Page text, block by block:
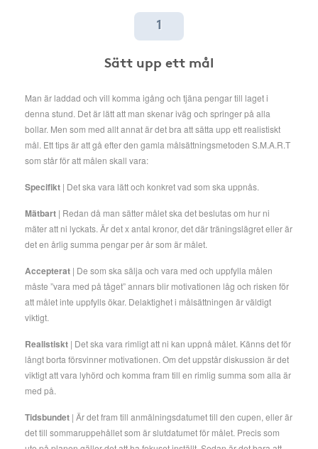
1
Sätt upp ett mål
Man är laddad och vill komma igång och tjäna pengar till laget i
denna stund. Det är lätt att man skenar iväg och springer på alla
bollar. Men som med allt annat är det bra att sätta upp ett realistiskt
mål. Ett tips är att gå efter den gamla målsättningsmetoden S.M.A.R.T
som står för att målen skall vara:
Specifikt | Det ska vara lätt och konkret vad som ska uppnås.
Mätbart | Redan då man sätter målet ska det beslutas om hur ni
mäter att ni lyckats. Är det x antal kronor, det där träningslägret eller är
det en årlig summa pengar per år som är målet.
Accepterat | De som ska sälja och vara med och uppfylla målen
måste ”vara med på tåget” annars blir motivationen låg och risken för
att målet inte uppfylls ökar. Delaktighet i målsättningen är väldigt
viktigt.
Realistiskt | Det ska vara rimligt att ni kan uppnå målet. Känns det för
långt borta försvinner motivationen. Om det uppstår diskussion är det
viktigt att vara lyhörd och komma fram till en rimlig summa som alla är
med på.
Tidsbundet | Är det fram till anmälningsdatumet till den cupen, eller är
det till sommaruppehållet som är slutdatumet för målet. Precis som